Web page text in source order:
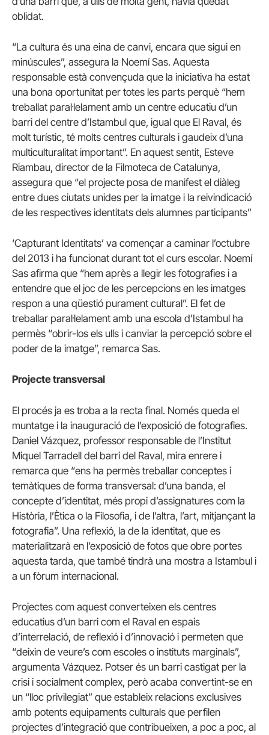
oblidat.
“La cultura és una eina de canvi, encara que sigui en
minúscules”, assegura la Noemí Sas. Aquesta
responsable està convençuda que la iniciativa ha estat
una bona oportunitat per totes les parts perquè “hem
treballat paral·lelament amb un centre educatiu d’un
barri del centre d’Istambul que, igual que El Raval, és
molt turístic, té molts centres culturals i gaudeix d’una
multiculturalitat important”. En aquest sentit, Esteve
Riambau, director de la Filmoteca de Catalunya,
assegura que “el projecte posa de manifest el diàleg
entre dues ciutats unides per la imatge i la reivindicació
de les respectives identitats dels alumnes participants”
‘Capturant Identitats’ va començar a caminar l’octubre
del 2013 i ha funcionat durant tot el curs escolar. Noemí
Sas afirma que “hem après a llegir les fotografies i a
entendre que el joc de les percepcions en les imatges
respon a una qüestió purament cultural”. El fet de
treballar paral·lelament amb una escola d’Istambul ha
permès “obrir-los els ulls i canviar la percepció sobre el
poder de la imatge”, remarca Sas.
Projecte transversal
El procés ja es troba a la recta final. Només queda el
muntatge i la inauguració de l’exposició de fotografies.
Daniel Vázquez, professor responsable de l’Institut
Miquel Tarradell del barri del Raval, mira enrere i
remarca que “ens ha permès treballar conceptes i
temàtiques de forma transversal: d’una banda, el
concepte d’identitat, més propi d’assignatures com la
Història, l’Ètica o la Filosofia, i de l’altra, l’art, mitjançant la
fotografia”. Una reflexió, la de la identitat, que es
materialitzarà en l’exposició de fotos que obre portes
aquesta tarda, que també tindrà una mostra a Istambul i
a un fòrum internacional.
Projectes com aquest converteixen els centres
educatius d’un barri com el Raval en espais
d’interrelació, de reflexió i d’innovació i permeten que
“deixin de veure’s com escoles o instituts marginals”,
argumenta Vázquez. Potser és un barri castigat per la
crisi i socialment complex, però acaba convertint-se en
un “lloc privilegiat” que estableix relacions exclusives
amb potents equipaments culturals que perfilen
projectes d’integració que contribueixen, a poc a poc, al